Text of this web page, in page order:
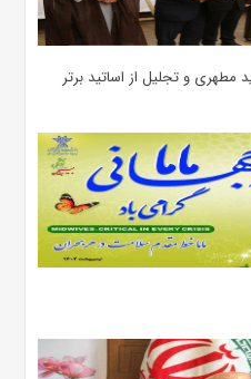
و تجلیل از اساتید برتر